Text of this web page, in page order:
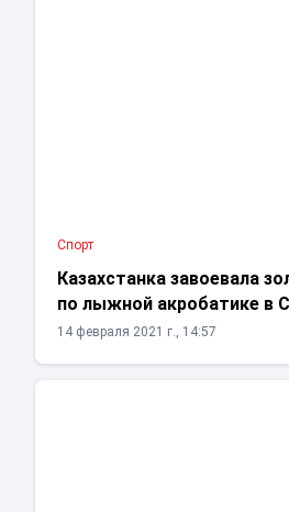
Спорт
Казахстанка завоевала
по лыжной акробатике в
14 февраля 2021 г., 14:57